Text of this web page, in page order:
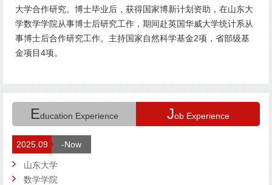
大学合作研究。博士毕业后，获得国家博新计划资助，在山东大
学数学学院从事博士后研究工作，期间赴英国华威大学统计系从
事博士后合作研究工作。主持国家自然科学基金2项，省部级基
金项目4项。
Education Experience Job Experience
2025.09 -Now
山东大学
数学学院